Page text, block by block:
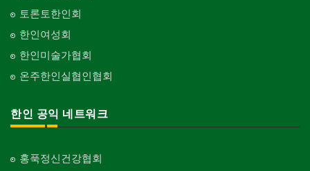
토론토한인회
한인여성회
한인미술가협회
온주한인실협인협회
한인 공익 네트워크
홍푹정신건강협회